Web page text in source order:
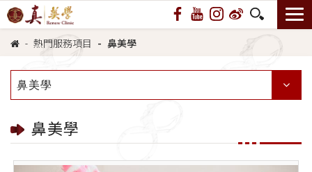
熱門服務項目 鼻美學
鼻美學
鼻美學